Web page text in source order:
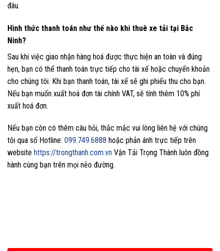
đâu.
Hình thức thanh toán như thế nào khi thuê xe tải tại Bắc
Ninh?
Sau khi việc giao nhận hàng hoá được thực hiện an toàn và đúng
hẹn, bạn có thể thanh toán trực tiếp cho tài xế hoặc chuyển khoản
cho chúng tôi. Khi bạn thanh toán, tài xế sẽ ghi phiếu thu cho bạn.
Nếu bạn muốn xuất hoá đơn tài chính VAT, sẽ tính thêm 10% phí
xuất hoá đơn.
Nếu bạn còn có thêm câu hỏi, thắc mắc vui lòng liên hệ với chúng
tôi qua số Hotline: 099.749.6888 hoặc phản ánh trực tiếp trên
website https://trongthanh.com.vn Vận Tải Trọng Thành luôn đồng
hành cùng bạn trên mọi nẻo đường.